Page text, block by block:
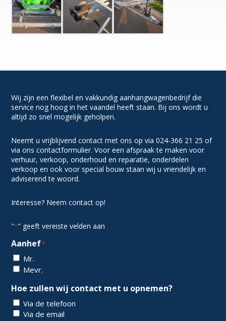
Wij zijn een flexibel en vakkundig aanhangwagenbedrijf die
service nog hoog in het vaandel heeft staan. Bij ons wordt u
altijd zo snel mogelijk geholpen.
Neemt u vrijblijvend contact met ons op via 024-366 21 25 of
via ons contactformulier. Voor een afspraak te maken voor
verhuur, verkoop, onderhoud en reparatie, onderdelen
verkoop en ook voor special bouw staan wij u vriendelijk en
adviserend te woord.
Interesse? Neem contact op!
"*" geeft vereiste velden aan
Aanhef*
Mr.
Mevr.
Hoe zullen wij contact met u opnemen?
Via de telefoon
Via de email